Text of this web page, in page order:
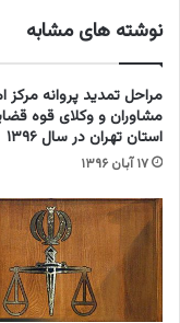
ز
ه
د
ر
م
ط
ا
ل
ه
ا
ه
ت
خ
ی
ص
ع
ی
و
ب
و
ج
نوشته های مشابه
مراحل تمدید پروانه مرکز
مشاوران و وکلای قوه
استان تهران در سال ۱۳۹۶
۱۷ آبان ۱۳۹۶